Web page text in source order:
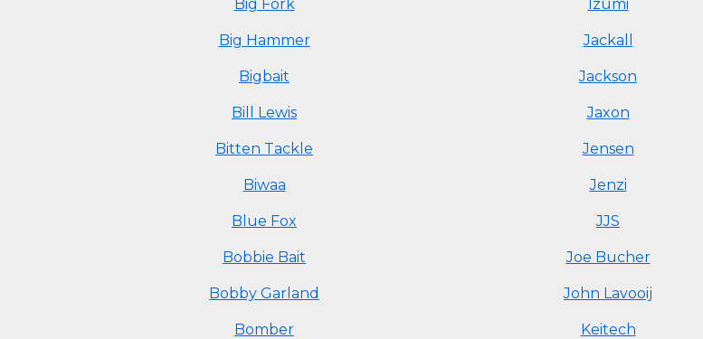
Big Fork
Big Hammer
Bigbait
Bill Lewis
Bitten Tackle
Biwaa
Blue Fox
Bobbie Bait
Bobby Garland
Bomber
Izumi
Jackall
Jackson
Jaxon
Jensen
Jenzi
JJS
Joe Bucher
John Lavooij
Keitech